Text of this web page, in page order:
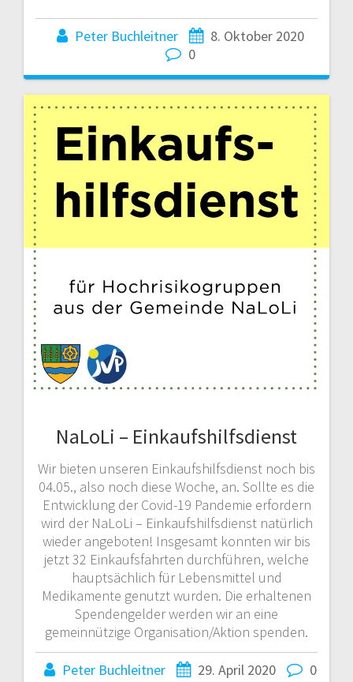
Peter Buchleitner
8. Oktober 2020
0
NaLoLi – Einkaufshilfsdienst
Wir bieten unseren Einkaufshilfsdienst noch bis
04.05., also noch diese Woche, an. Sollte es die
Entwicklung der Covid-19 Pandemie erfordern
wird der NaLoLi – Einkaufshilfsdienst natürlich
wieder angeboten! Insgesamt konnten wir bis
jetzt 32 Einkaufsfahrten durchführen, welche
hauptsächlich für Lebensmittel und
Medikamente genutzt wurden. Die erhaltenen
Spendengelder werden wir an eine
gemeinnützige Organisation/Aktion spenden.
Peter Buchleitner 29. April 2020 0